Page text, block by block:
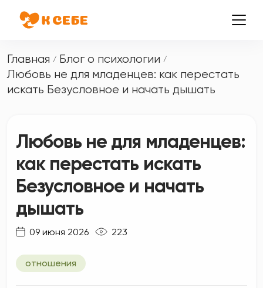
Главная / Блог о психологии /
Любовь не для младенцев: как перестать
искать Безусловное и начать дышать
Любовь не для младенцев:
как перестать искать
Безусловное и начать
дышать
09 июня 2026 223
отношения